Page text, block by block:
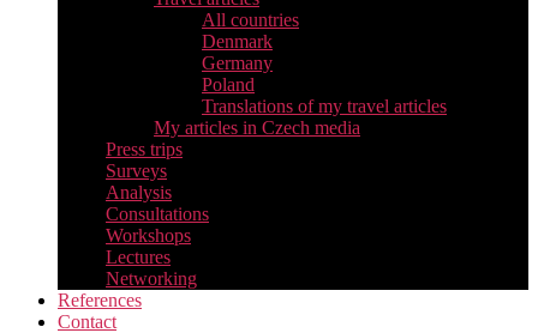
All countries
Denmark
Germany
Poland
Translations of my travel articles
My articles in Czech media
Press trips
Surveys
Analysis
Consultations
Workshops
Lectures
Networking
References
Contact